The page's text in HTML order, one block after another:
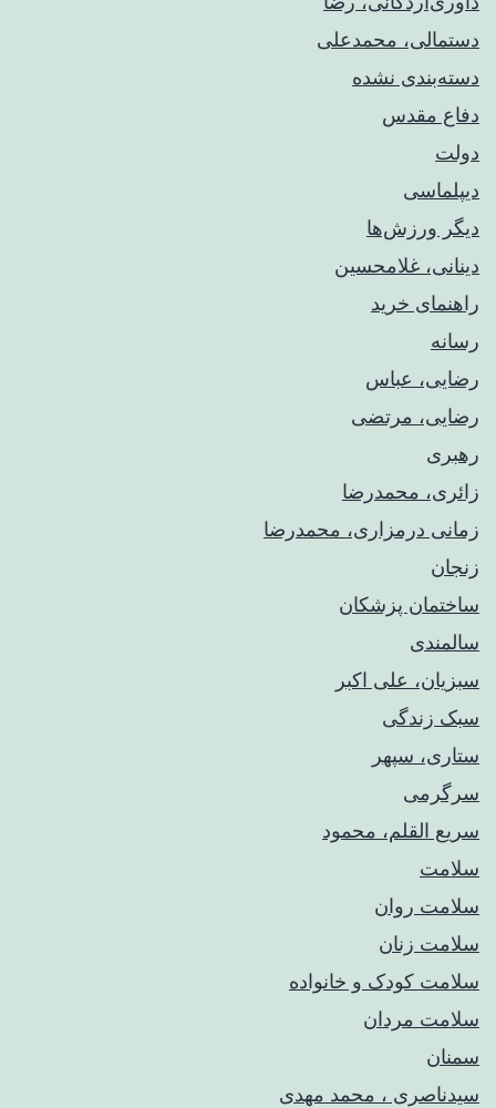
دستمالی، محمدعلی
دسته‌بندی نشده
دفاع مقدس
دولت
دیپلماسی
دیگر ورزش‌ها
دینانی، غلامحسین
راهنمای خريد
رسانه
رضایی، عباس
رضایی، مرتضی
رهبری
زائری، محمدرضا
زمانی درمزاری، محمدرضا
زنجان
ساختمان پزشکان
سالمندی
سبزیان، علی اکبر
سبک زندگی
ستاری، سپهر
سرگرمی
سریع القلم، محمود
سلامت
سلامت روان
سلامت زنان
سلامت کودک‌ و خانواده
سلامت مردان
سمنان
سیدناصری ، محمد مهدی